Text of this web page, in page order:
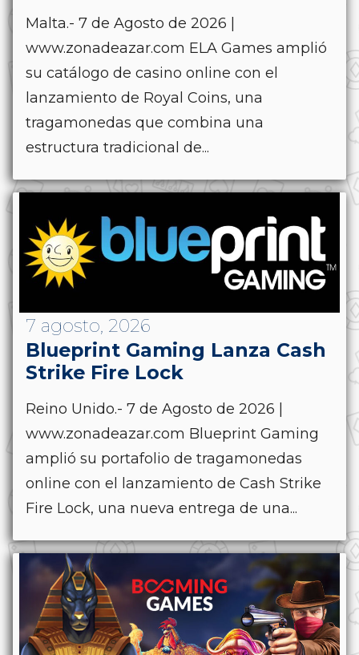
Malta.- 7 de Agosto de 2026 |
www.zonadeazar.com ELA Games amplió
su catálogo de casino online con el
lanzamiento de Royal Coins, una
tragamonedas que combina una
estructura tradicional de...
7 agosto, 2026
Blueprint Gaming Lanza Cash
Strike Fire Lock
Reino Unido.- 7 de Agosto de 2026 |
www.zonadeazar.com Blueprint Gaming
amplió su portafolio de tragamonedas
online con el lanzamiento de Cash Strike
Fire Lock, una nueva entrega de una...